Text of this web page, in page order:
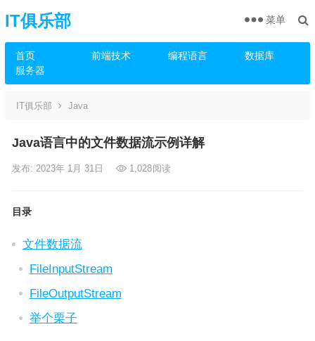
IT俱乐部
首页 前端技术 编程语言
数据库
服务器
菜单
IT俱乐部 Java
Java语言中的文件数据流示例详解
发布: 2023年 1月 31日 1,028阅读
目录
文件数据流
FileInputStream
FileOutputStream
举个栗子